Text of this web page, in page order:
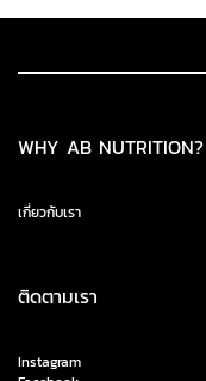
WHY AB NUTRITION?
เกี่ยวกับเรา
ติดตามเรา
Instagram